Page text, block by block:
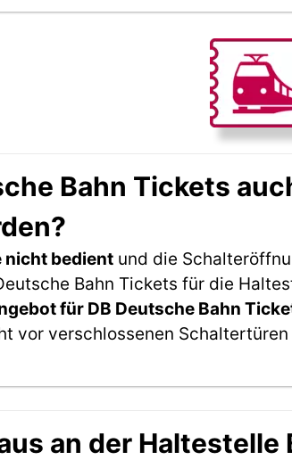
Bahn Tickets
nicht bedient und die
Bahn Tickets für die
für DB Deutsche Bahn
vor verschlossenen Schaltertüren
an der Haltestelle